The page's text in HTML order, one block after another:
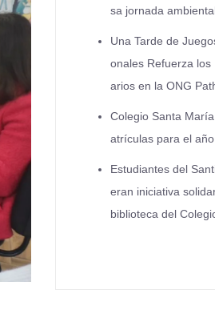
sa jornada
Una Tarde de
onales Refuerza los
arios en la ONG
Colegio Santa
atrículas para el
Estudiantes del
eran iniciativa
biblioteca del